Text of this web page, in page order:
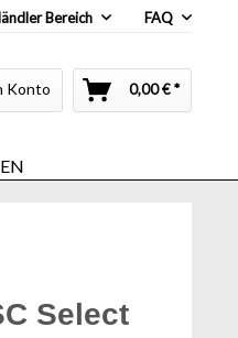
Bereich FAQ
Konto 0,00 € *
Select